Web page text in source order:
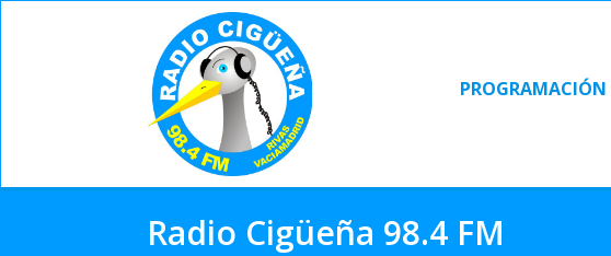
PROGRAMACIÓN
PROGRAMACIÓN
Radio Cigüeña 98.4 FM